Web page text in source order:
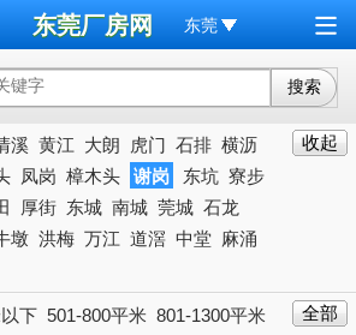
东莞厂房网 东莞
溪 黄江 大朗 虎门 石排 横沥
凤岗 樟木头 谢岗 东坑 寮步
厚街 东城 南城 莞城 石龙
墩 洪梅 万江 道滘 中堂 麻涌
收起
下 501-800平米 801-1300平米
全部